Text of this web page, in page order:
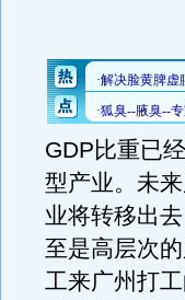
GDP比重已
型产业。未
业将转移出
至是高层次
工来广州打